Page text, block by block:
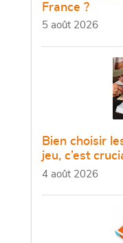
France ?
5 août 2026
Bien choisir
jeu, c’est
4 août 2026